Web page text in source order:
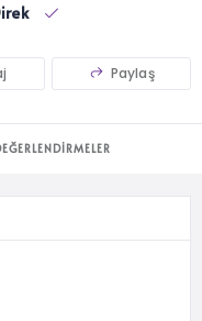
Paylaş